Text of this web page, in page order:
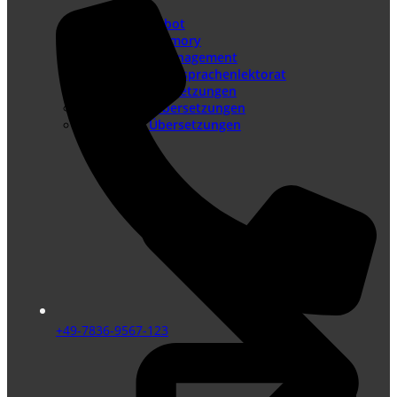
Sprachenangebot
Translation Memory
Terminologiemanagement
Lektorat – Fremdsprachenlektorat
Juristische Übersetzungen
Beglaubigte Übersetzungen
Technische Übersetzungen
+49-7836-9567-123